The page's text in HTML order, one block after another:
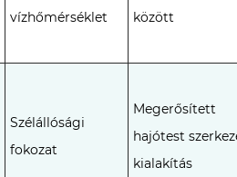
vízhőmérséklet
között
Szélállósági
fokozat
Megerősített
hajótest
kialakítás